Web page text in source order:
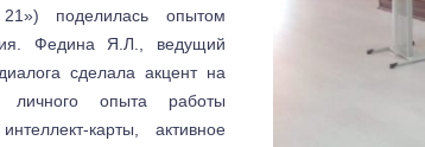
поделилась опытом
Федина Я.Л., ведущий
сделала акцент на
личного опыта работы
карты, активное